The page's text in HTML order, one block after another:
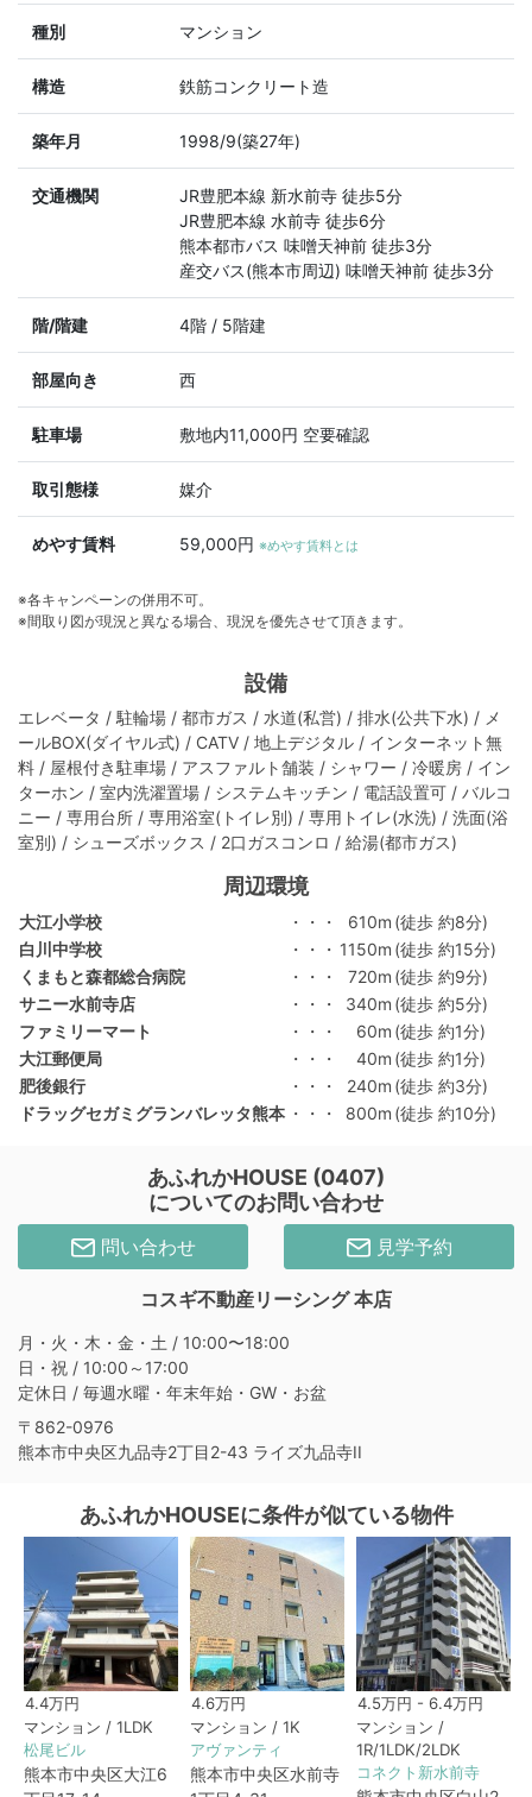
種別 マンション
構造 鉄筋コンクリート造
築年月 1998/9(築27年)
交通機関
JR豊肥本線 新水前寺 徒歩5分
JR豊肥本線 水前寺 徒歩6分
熊本都市バス 味噌天神前 徒歩3分
産交バス(熊本市周辺) 味噌天神前 徒歩3分
階/階建 4階 / 5階建
部屋向き 西
駐車場 敷地内11,000円 空要確認
取引態様 媒介
めやす賃料 59,000円 ※めやす賃料とは
※各キャンペーンの併用不可。
※間取り図が現況と異なる場合、現況を優先させて頂きます。
設備
エレベータ / 駐輪場 / 都市ガス / 水道(私営) / 排水(公共下水) / メ
ールBOX(ダイヤル式) / CATV / 地上デジタル / インターネット無
料 / 屋根付き駐車場 / アスファルト舗装 / シャワー / 冷暖房 / イン
ターホン / 室内洗濯置場 / システムキッチン / 電話設置可 / バルコ
ニー / 専用台所 / 専用浴室(トイレ別) / 専用トイレ(水洗) / 洗面(浴
室別) / シューズボックス / 2口ガスコンロ / 給湯(都市ガス)
周辺環境
大江小学校 ・・・ 610m (徒歩 約8分)
白川中学校
・・・ 1150m (徒歩 約15分)
くまもと森都総合病院
・・・ 720m (徒歩 約9分)
サニー水前寺店
・・・ 340m (徒歩 約5分)
ファミリーマート
・・・ 60m (徒歩 約1分)
大江郵便局
・・・ 40m (徒歩 約1分)
肥後銀行
・・・ 240m (徒歩 約3分)
ドラッグセガミグランバレッタ熊本 ・・・ 800m (徒歩 約10分)
あふれかHOUSE (0407)
についてのお問い合わせ
問い合わせ 見学予約
コスギ不動産リーシング 本店
月・火・木・金・土 / 10:00〜18:00
日・祝 / 10:00～17:00
定休日 / 毎週水曜・年末年始・GW・お盆
〒862-0976
熊本市中央区九品寺2丁目2-43 ライズ九品寺II
あふれかHOUSEに条件が似ている物件
4.4万円
マンション / 1LDK
松尾ビル
熊本市中央区大江6
4.6万円
マンション / 1K
アヴァンティ
熊本市中央区水前寺
4.5万円 - 6.4万円
マンション /
1R/1LDK/2LDK
コネクト新水前寺